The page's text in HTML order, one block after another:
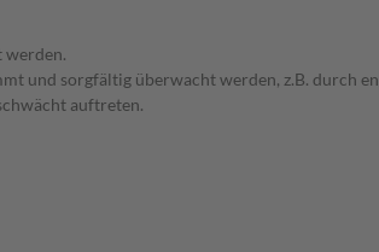
werden.
und sorgfältig überwacht werden, z.B. durch
auftreten.